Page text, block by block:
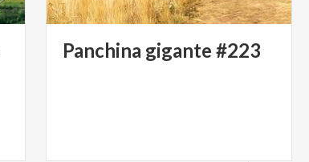
Panchina gigante #223